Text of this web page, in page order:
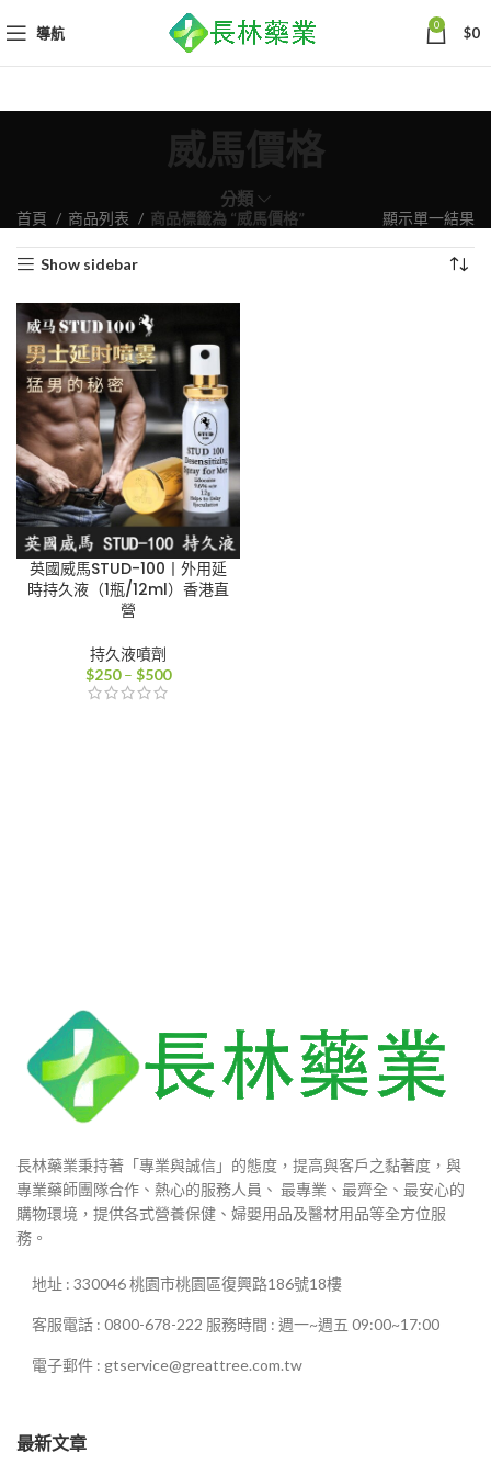
導航 0 $0
威馬價格
分類
首頁 商品列表 商品標籤為 “威馬價格” 顯示單一結果
Show sidebar
英國威馬STUD-100丨外用延
時持久液（1瓶/12ml）香港直
營
持久液噴劑
$250 – $500價
長林藥業秉持著「專業與誠信」的態度，提高與客戶之黏著度，與
專業藥師團隊合作、熱心的服務人員、 最專業、最齊全、最安心的
購物環境，提供各式營養保健、婦嬰用品及醫材用品等全方位服
務。
地址 : 330046 桃園市桃園區復興路186號18樓
客服電話 : 0800-678-222 服務時間 : 週一~週五 09:00~17:00
電子郵件 : gtservice@greattree.com.tw
最新文章